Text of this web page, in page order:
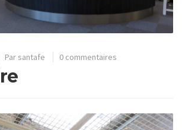
Par santafe 0 commentaires